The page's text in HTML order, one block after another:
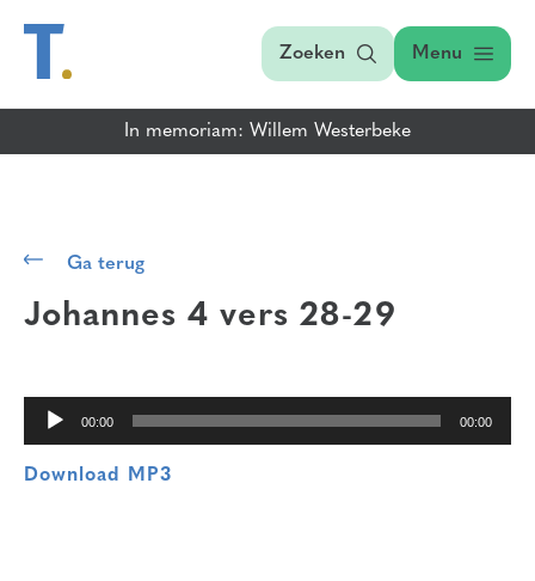
Zoeken Menu
In memoriam: Willem Westerbeke
Ga terug
Johannes 4 vers 28-29
00:00 00:00
Download MP3